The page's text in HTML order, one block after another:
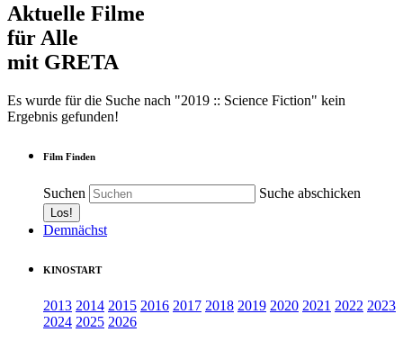
Aktuelle Filme
für Alle
mit GRETA
Es wurde für die Suche nach "2019 :: Science Fiction" kein
Ergebnis gefunden!
Film Finden
Suchen Suche abschicken
Demnächst
KINOSTART
2013 2014 2015 2016 2017 2018 2019 2020 2021 2022 2023
2024 2025 2026